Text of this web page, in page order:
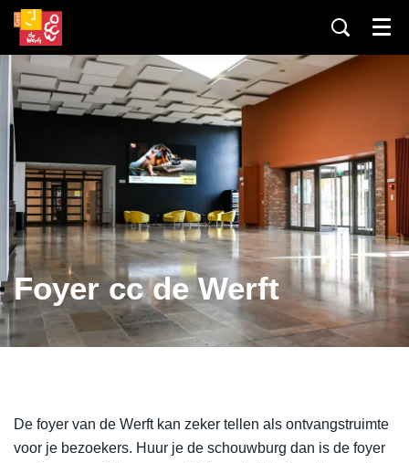
Menu
Foyer cc de Werft
De foyer van de Werft kan zeker tellen als ontvangstruimte
voor je bezoekers. Huur je de schouwburg dan is de foyer